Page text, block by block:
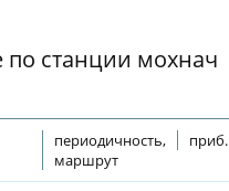
по станции мохнач
периодичность,
маршрут
приб.